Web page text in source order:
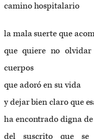
camino hospitalario
la mala suerte que
que quiere no
cuerpos
que adoró en su vida
y dejar bien claro que
ha encontrado digna
del suscrito que